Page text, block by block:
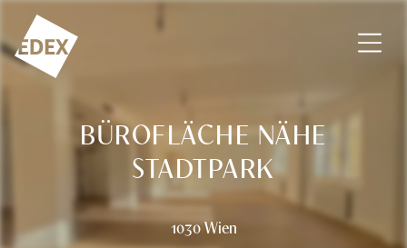
EDEX Immobilien GmbH – Vermittlung – Bewertung –
BÜROFLÄCHE NÄHE
STADTPARK
1030 Wien